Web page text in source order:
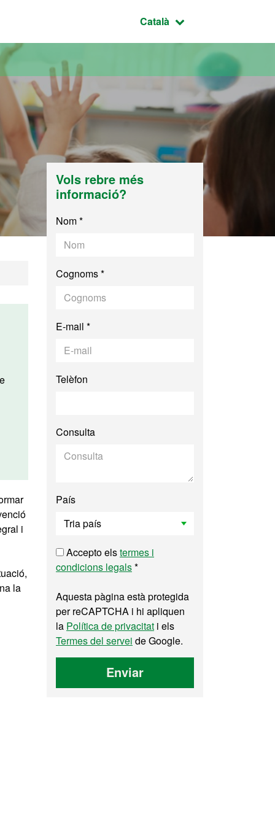
Idioma seleccionat:
Català
i
la
Vols rebre més
informació?
Nom *
Cognoms *
E-mail *
Telèfon
Consulta
País
Accepto elstermes i
condicions legals*
Aquesta pàgina està protegida
per reCAPTCHA i hi apliquen
la Política de privacitat i els
Termes del servei de Google.
Enviar